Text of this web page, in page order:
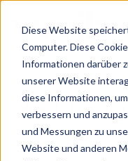
Diese Website
Computer. Diese
Informationen darüber
unserer Website
diese Informationen,
verbessern und
und Messungen zu
Website und anderen
Suche
Es gibt keine
Haller